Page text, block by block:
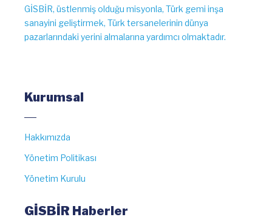
GİSBİR, üstlenmiş olduğu misyonla, Türk gemi inşa
sanayini geliştirmek, Türk tersanelerinin dünya
pazarlarındaki yerini almalarına yardımcı olmaktadır.
Kurumsal
Hakkımızda
Yönetim Politikası
Yönetim Kurulu
GİSBİR Haberler